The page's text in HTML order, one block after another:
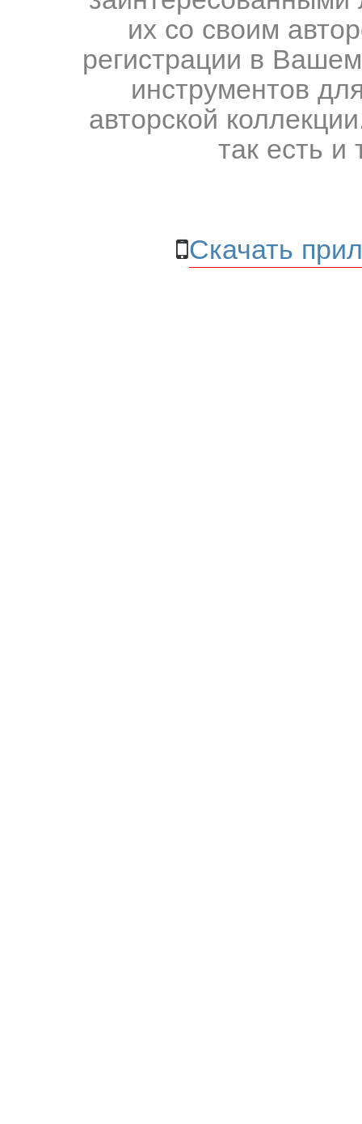
их со своим
регистрации в
инструментов
авторской
так есть и
Скачать